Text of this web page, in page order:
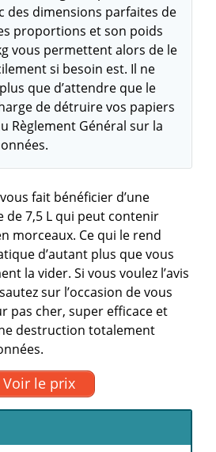
des dimensions parfaites de
proportions et son poids
vous permettent alors de le
si besoin est. Il ne
que d’attendre que le
de détruire vos papiers
Règlement Général sur la
fait bénéficier d’une
de 7,5 L qui peut contenir
morceaux. Ce qui le rend
d’autant plus que vous
la vider. Si vous voulez l’avis
sur l’occasion de vous
pas cher, super efficace et
destruction totalement
Voir le prix